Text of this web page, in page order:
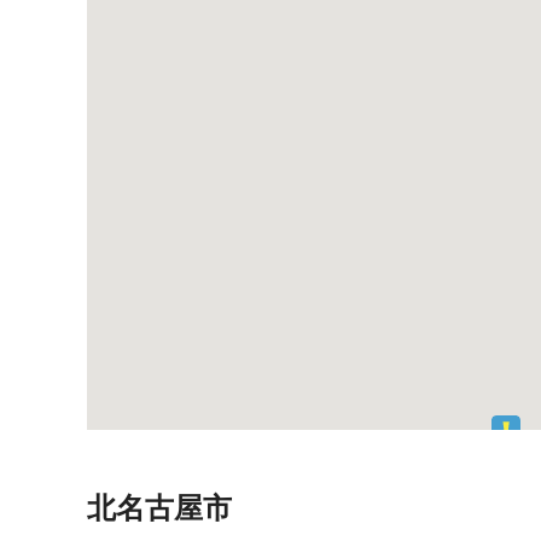
北名古屋市